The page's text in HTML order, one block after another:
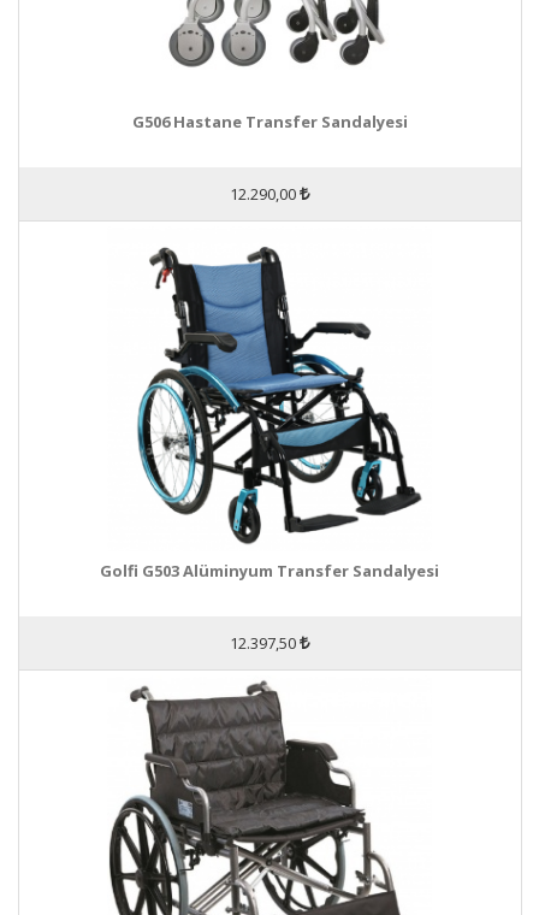
G506 Hastane Transfer Sandalyesi
12.290,00
Golfi G503 Alüminyum Transfer Sandalyesi
12.397,50